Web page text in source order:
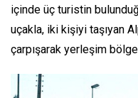
içinde üç turistin
uçakla, iki kişiyi taşıyan
çarpışarak yerleşim